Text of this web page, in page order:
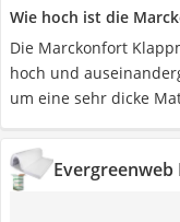
Wie hoch ist die
Die Marckonfort
hoch und
um eine sehr dicke